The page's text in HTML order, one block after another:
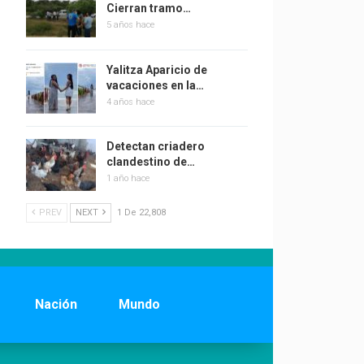
Cierran tramo…
5 años hace
Yalitza Aparicio de
vacaciones en la…
4 años hace
Detectan criadero
clandestino de…
1 año hace
PREV NEXT 1 De 22,808
Nación Mundo